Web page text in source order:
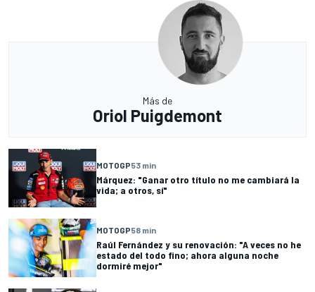
Más de
Oriol Puigdemont
MOTOGP53 min
Márquez: "Ganar otro título no me cambiará la
vida; a otros, sí"
MOTOGP58 min
Raúl Fernández y su renovación: "A veces no he
estado del todo fino; ahora alguna noche
dormiré mejor"